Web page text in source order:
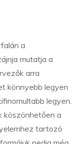
a
mutatja a
arra
könnyebb legyen
legyen.
köszönhetően a
tartozó